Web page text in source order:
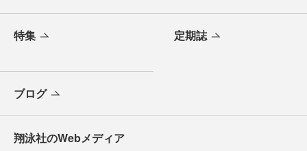
特集 定期誌
ブログ
翔泳社のWebメディア